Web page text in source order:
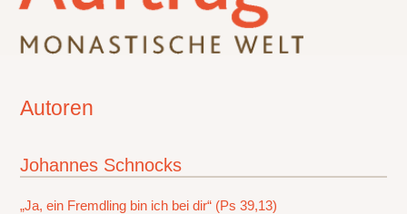
Autoren
Johannes Schnocks
„Ja, ein Fremdling bin ich bei dir“ (Ps 39,13)